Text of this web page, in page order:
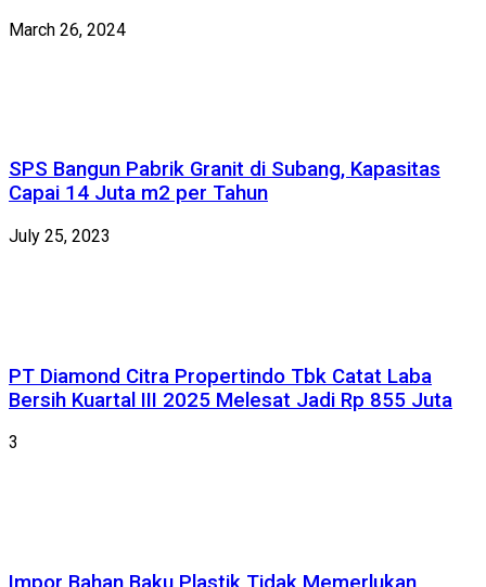
March 26, 2024
SPS Bangun Pabrik Granit di Subang, Kapasitas
Capai 14 Juta m2 per Tahun
July 25, 2023
PT Diamond Citra Propertindo Tbk Catat Laba
Bersih Kuartal III 2025 Melesat Jadi Rp 855 Juta
3